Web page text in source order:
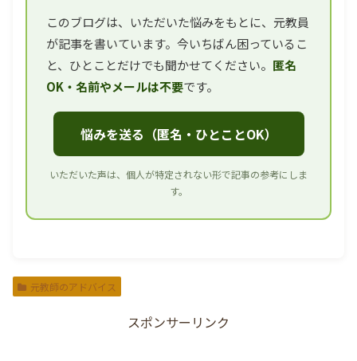
このブログは、いただいた悩みをもとに、元教員
が記事を書いています。今いちばん困っているこ
と、ひとことだけでも聞かせてください。 匿名
OK・名前やメールは不要です。
悩みを送る（匿名・ひとことOK）
いただいた声は、個人が特定されない形で記事の参考にしま
す。
元教師のアドバイス
スポンサーリンク